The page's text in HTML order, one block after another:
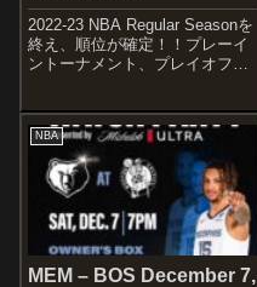
2022-23 NBA Regular Seasonを
終え、順位が確定！！プレーイ
ントーナメント、プレイオフは
NBA Play-In Tournament
schedule ...
NBA
MEM – BOS December 7,